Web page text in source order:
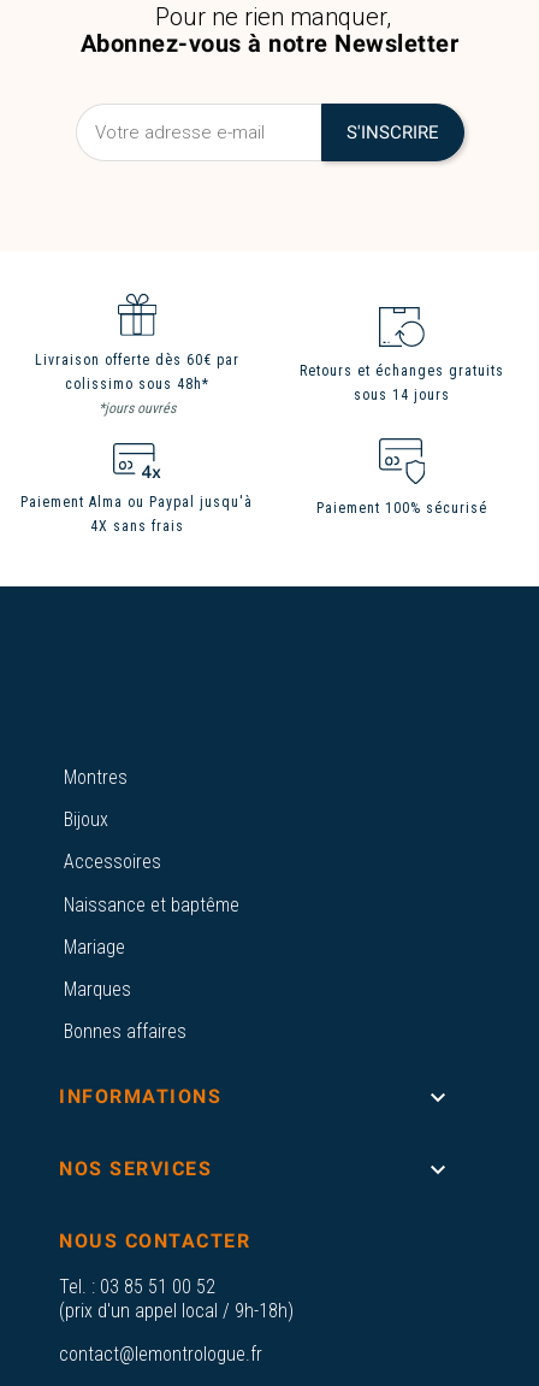
Abonnez-vous à notre Newsletter
Pour ne rien manquer,
Livraison offerte dès 60€ par
colissimo sous 48h*
*jours ouvrés
Retours et échanges gratuits
sous 14 jours
Paiement Alma ou Paypal jusqu'à
4X sans frais
Paiement 100% sécurisé
Montres
Bijoux
Accessoires
Naissance et baptême
Mariage
Marques
Bonnes affaires
INFORMATIONS 
NOS SERVICES 
NOUS CONTACTER
Tel. : 03 85 51 00 52
(prix d'un appel local / 9h-18h)
contact@lemontrologue.fr